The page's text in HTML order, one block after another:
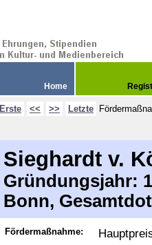
Home
Erste << >> Letzte
Sieghardt v.
Gründungsjahr:
Bonn,
Fördermaßnahme: